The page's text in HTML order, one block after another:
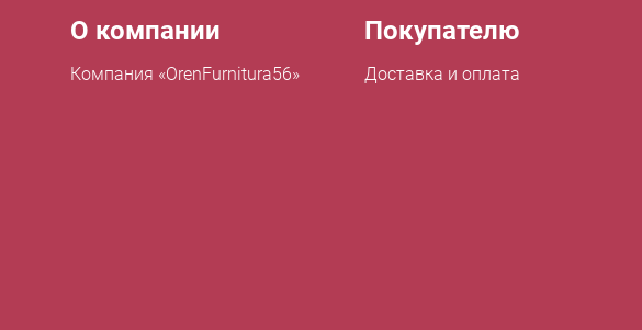
Menu footer
О компании
Компания «OrenFurnitura56»
Покупателю
Доставка и оплата